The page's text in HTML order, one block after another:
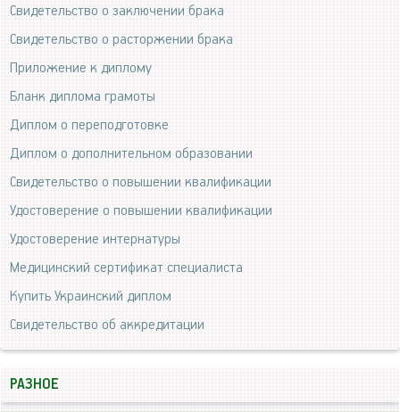
Свидетельство о заключении брака
Свидетельство о расторжении брака
Приложение к диплому
Бланк диплома грамоты
Диплом о переподготовке
Диплом о дополнительном образовании
Свидетельство о повышении квалификации
Удостоверение о повышении квалификации
Удостоверение интернатуры
Медицинский сертификат специалиста
Купить Украинский диплом
Свидетельство об аккредитации
РАЗНОЕ